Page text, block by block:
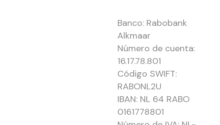
Banco: Rabobank
Alkmaar
Número de cuenta:
16.17.78.801
Código SWIFT:
RABONL2U
IBAN: NL 64 RABO
0161778801